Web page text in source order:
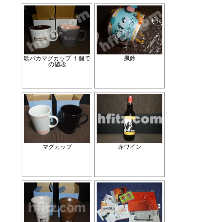
歌バカマグカップ １個で
の値段
風鈴
マグカップ 赤ワイン